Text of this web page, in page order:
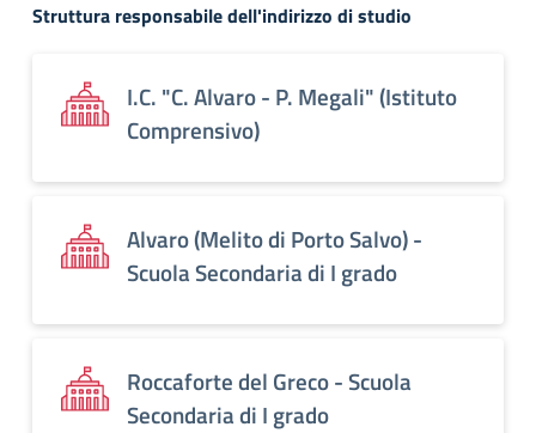
Struttura responsabile dell'indirizzo di studio
I.C. "C. Alvaro - P. Megali" (Istituto
Comprensivo)
Alvaro (Melito di Porto Salvo) -
Scuola Secondaria di I grado
Roccaforte del Greco - Scuola
Secondaria di I grado